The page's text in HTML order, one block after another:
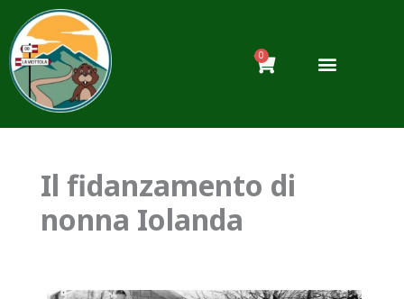
contenuto
0
Carrello
Il fidanzamento di
nonna Iolanda